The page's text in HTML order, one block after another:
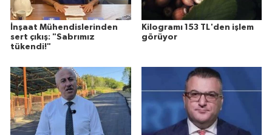
İnşaat Mühendislerinden
sert çıkış: "Sabrımız
tükendi!"
Kilogramı 153 TL'den işlem
görüyor